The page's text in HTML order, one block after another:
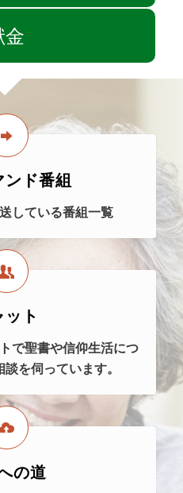
金
ンド番組
している番組一覧
ット
で聖書や信仰生活につ
を伺っています。
の道